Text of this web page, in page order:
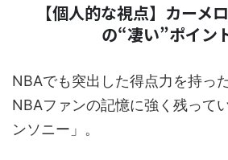
【個人的な視点】カーメ
の“凄い”ポイン
NBAでも突出した得点力を持っ
NBAファンの記憶に強く残って
ンソニー」。